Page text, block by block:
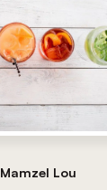
Mamzel Lou